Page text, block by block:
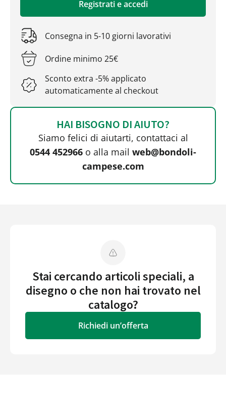
Registrati e accedi
Consegna in 5-10 giorni lavorativi
Ordine minimo 25€
Sconto extra -5% applicato
automaticamente al checkout
HAI BISOGNO DI AIUTO?
Siamo felici di aiutarti, contattaci al
0544 452966 o alla mail web@bondoli-
campese.com
Stai cercando articoli speciali, a
disegno o che non hai trovato nel
catalogo?
Richiedi un’offerta